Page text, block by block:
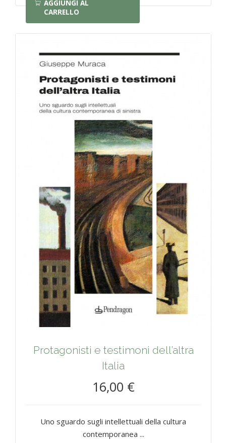
AGGIUNGI AL
CARRELLO
Protagonisti e testimoni dell’altra
Italia
16,00 €
Uno sguardo sugli intellettuali della cultura
contemporanea ...